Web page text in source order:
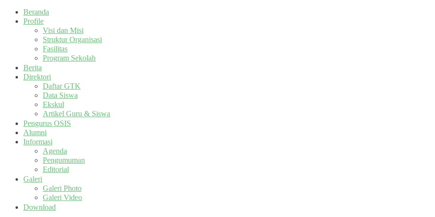
Beranda
Profile
Visi dan Misi
Struktur Organisasi
Fasilitas
Program Sekolah
Berita
Direktori
Daftar GTK
Data Siswa
Ekskul
Artikel Guru & Siswa
Pengurus OSIS
Alumni
Informasi
Agenda
Pengumuman
Editorial
Galeri
Galeri Photo
Galeri Video
Download